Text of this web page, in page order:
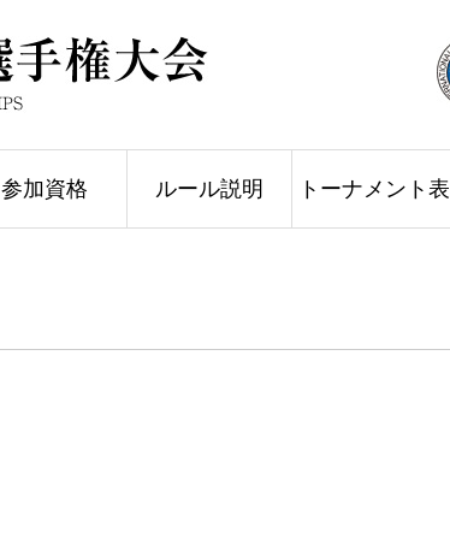
参加資格 ルール説明 トーナメント表